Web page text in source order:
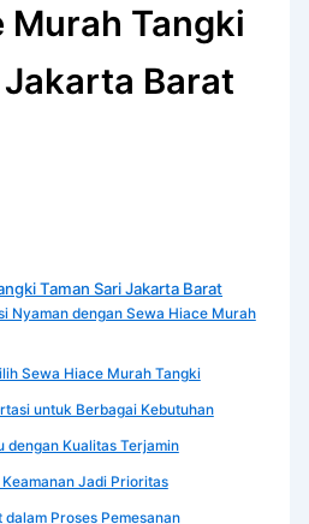
Murah Tangki
Barat
Taman Sari Jakarta Barat
Nyaman dengan Sewa Hiace Murah
Sewa Hiace Murah Tangki
untuk Berbagai Kebutuhan
dengan Kualitas Terjamin
Jadi Prioritas
dalam Proses Pemesanan